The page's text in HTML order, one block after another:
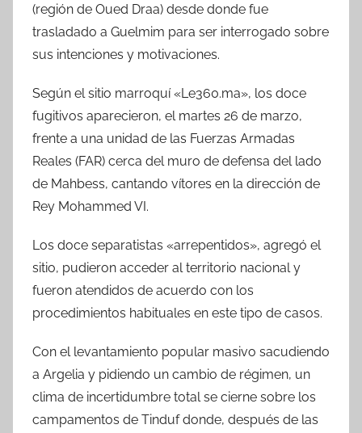
(región de Oued Draa) desde donde fue
trasladado a Guelmim para ser interrogado sobre
sus intenciones y motivaciones.
Según el sitio marroquí «Le360.ma», los doce
fugitivos aparecieron, el martes 26 de marzo,
frente a una unidad de las Fuerzas Armadas
Reales (FAR) cerca del muro de defensa del lado
de Mahbess, cantando vítores en la dirección de
Rey Mohammed VI.
Los doce separatistas «arrepentidos», agregó el
sitio, pudieron acceder al territorio nacional y
fueron atendidos de acuerdo con los
procedimientos habituales en este tipo de casos.
Con el levantamiento popular masivo sacudiendo
a Argelia y pidiendo un cambio de régimen, un
clima de incertidumbre total se cierne sobre los
campamentos de Tinduf donde, después de las